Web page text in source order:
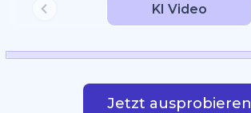
KI Video
Jetzt ausprobieren